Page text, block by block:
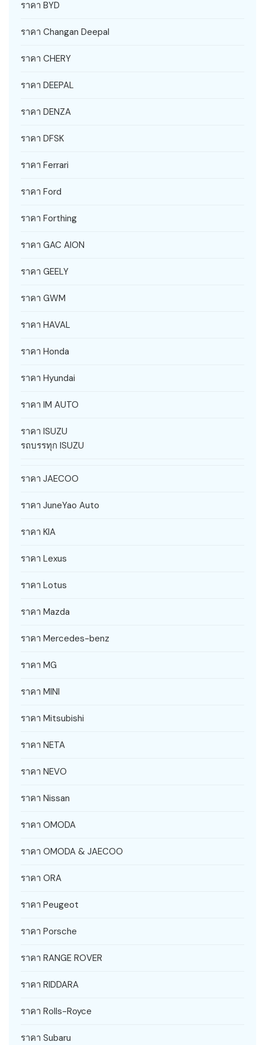
ราคา BYD
ราคา Changan Deepal
ราคา CHERY
ราคา DEEPAL
ราคา DENZA
ราคา DFSK
ราคา Ferrari
ราคา Ford
ราคา Forthing
ราคา GAC AION
ราคา GEELY
ราคา GWM
ราคา HAVAL
ราคา Honda
ราคา Hyundai
ราคา IM AUTO
ราคา ISUZU
รถบรรทุก ISUZU
ราคา JAECOO
ราคา JuneYao Auto
ราคา KIA
ราคา Lexus
ราคา Lotus
ราคา Mazda
ราคา Mercedes-benz
ราคา MG
ราคา MINI
ราคา Mitsubishi
ราคา NETA
ราคา NEVO
ราคา Nissan
ราคา OMODA
ราคา OMODA & JAECOO
ราคา ORA
ราคา Peugeot
ราคา Porsche
ราคา RANGE ROVER
ราคา RIDDARA
ราคา Rolls-Royce
ราคา Subaru